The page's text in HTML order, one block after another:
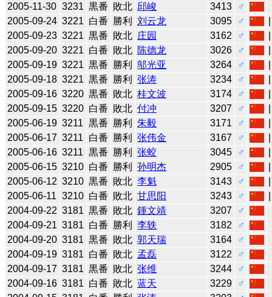
2005-11-30 3231 黒番 敗北 邱峻 3413
♂
2005-09-24 3221 白番 勝利 刘云龙 3095 ♂
2005-09-23 3221 黒番 敗北 庄园 3162 ♂
2005-09-20 3221 白番 敗北 陈德龙 3026 ♂
2005-09-19 3221 黒番 勝利 邬光亚 3264 ♂
2005-09-18 3221 黒番 勝利 张涛 3234 ♂
2005-09-16 3220 黒番 敗北 桂文波 3174 ♂
2005-09-15 3220 白番 敗北 付冲 3207 ♂
2005-06-19 3211 黒番 勝利 朱毅 3171 ♂
2005-06-17 3211 白番 勝利 张伟金 3167 ♂
2005-06-16 3211 黒番 勝利 张蛟 3045 ♂
2005-06-15 3210 白番 勝利 孙明杰 2905 ♂
2005-06-12 3210 黒番 敗北 李魁 3143 ♂
2005-06-11 3210 白番 敗北 甘思阳 3243 ♂
2004-09-22 3181 黒番 敗北 鍾文靖 3207
♂
2004-09-21 3181 白番 勝利 李轶 3182
♂
2004-09-20 3181 黒番 敗北 郭天瑞 3164
♂
2004-09-19 3181 白番 敗北 孟磊 3122
♂
2004-09-17 3181 黒番 敗北 张维 3244
♂
2004-09-16 3181 白番 敗北 蓝天 3229
♂